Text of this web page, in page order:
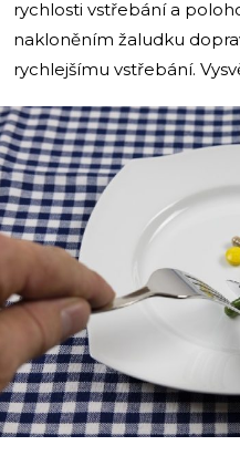
rychlosti vstřebání a
nakloněním žaludku
rychlejšímu vstřebání.